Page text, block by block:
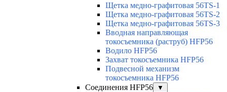
Щетка медно-графитовая 56TS-1
Щетка медно-графитовая 56TS-2
Щетка медно-графитовая 56TS-3
Вводная направляющая
токосъемника (раструб) HFP56
Водило HFP56
Захват токосъемника HFP56
Подвесной механизм
токосъемника HFP56
Соединения HFP56
▼